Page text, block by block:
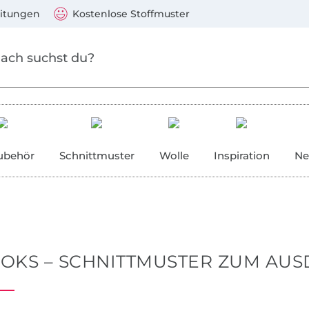
Kostenlose Stoffmuster
Schnittmuster Wolle Inspiration
– SCHNITTMUSTER ZUM
Mastercard, PayPal, Giropay, Kauf auf Rechnung,